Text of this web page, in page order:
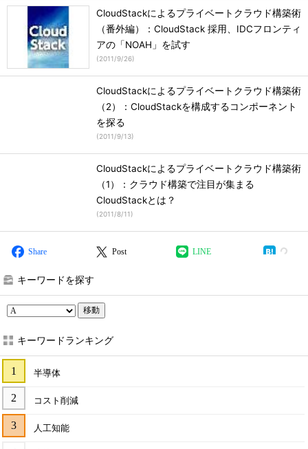
CloudStackによるプライベートクラウド構築術
（番外編）：CloudStack 採用、IDCフロンティ
アの「NOAH」を試す
(2011/9/26)
CloudStackによるプライベートクラウド構築術
（2）：CloudStackを構成するコンポーネント
を探る
(2011/9/13)
CloudStackによるプライベートクラウド構築術
（1）：クラウド構築で注目が集まる
CloudStackとは？
(2011/8/11)
Share Post LINE
キーワードを探す
移動
キーワードランキング
半導体
コスト削減
人工知能